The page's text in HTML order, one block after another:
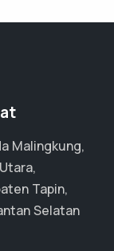
Malingkung,
Tapin,
Selatan